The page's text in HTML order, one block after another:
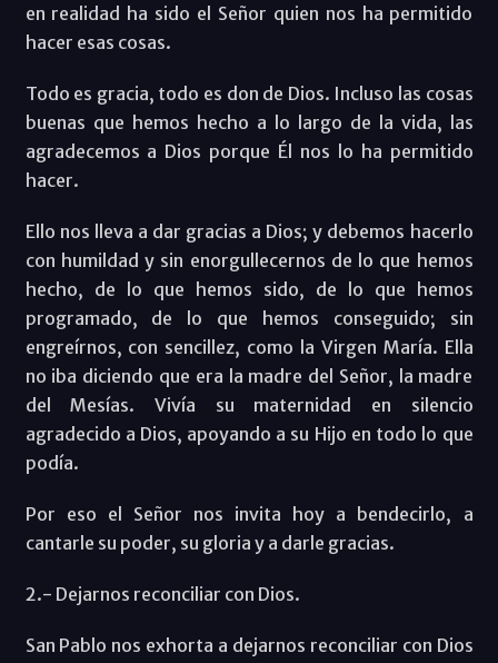
en realidad ha sido el Señor quien nos ha permitido
hacer esas cosas.
Todo es gracia, todo es don de Dios. Incluso las cosas
buenas que hemos hecho a lo largo de la vida, las
agradecemos a Dios porque Él nos lo ha permitido
hacer.
Ello nos lleva a dar gracias a Dios; y debemos hacerlo
con humildad y sin enorgullecernos de lo que hemos
hecho, de lo que hemos sido, de lo que hemos
programado, de lo que hemos conseguido; sin
engreírnos, con sencillez, como la Virgen María. Ella
no iba diciendo que era la madre del Señor, la madre
del Mesías. Vivía su maternidad en silencio
agradecido a Dios, apoyando a su Hijo en todo lo que
podía.
Por eso el Señor nos invita hoy a bendecirlo, a
cantarle su poder, su gloria y a darle gracias.
2.- Dejarnos reconciliar con Dios.
San Pablo nos exhorta a dejarnos reconciliar con Dios